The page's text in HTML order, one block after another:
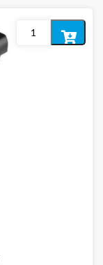
Dodaj